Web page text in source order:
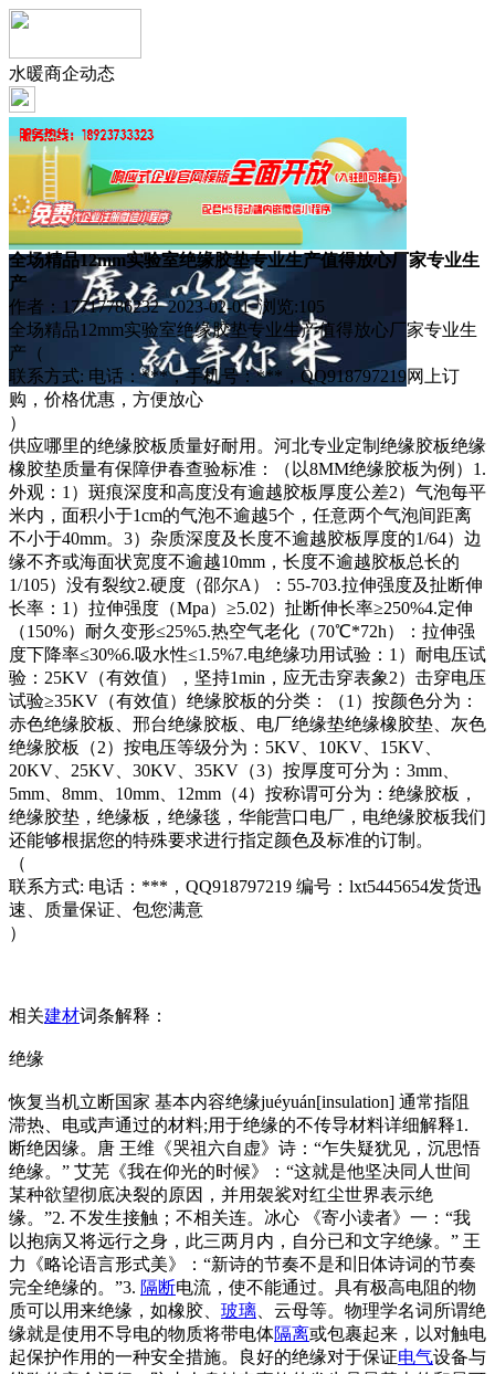
水暖商企动态
全场精品12mm实验室绝缘胶垫专业生产值得放心厂家专业生
产
作者：17717786232 2023-02-01 浏览:105
全场精品12mm实验室绝缘胶垫专业生产值得放心厂家专业生
产（
联系方式: 电话：***，手机号：***，QQ918797219网上订
购，价格优惠，方便放心
）
供应哪里的绝缘胶板质量好耐用。河北专业定制绝缘胶板绝缘
橡胶垫质量有保障伊春查验标准：（以8MM绝缘胶板为例）1.
外观：1）斑痕深度和高度没有逾越胶板厚度公差2）气泡每平
米内，面积小于1cm的气泡不逾越5个，任意两个气泡间距离
不小于40mm。3）杂质深度及长度不逾越胶板厚度的1/64）边
缘不齐或海面状宽度不逾越10mm，长度不逾越胶板总长的
1/105）没有裂纹2.硬度（邵尔A）：55-703.拉伸强度及扯断伸
长率：1）拉伸强度（Mpa）≥5.02）扯断伸长率≥250%4.定伸
（150%）耐久变形≤25%5.热空气老化（70℃*72h）：拉伸强
度下降率≤30%6.吸水性≤1.5%7.电绝缘功用试验：1）耐电压试
验：25KV（有效值），坚持1min，应无击穿表象2）击穿电压
试验≥35KV（有效值）绝缘胶板的分类：（1）按颜色分为：
赤色绝缘胶板、邢台绝缘胶板、电厂绝缘垫绝缘橡胶垫、灰色
绝缘胶板（2）按电压等级分为：5KV、10KV、15KV、
20KV、25KV、30KV、35KV（3）按厚度可分为：3mm、
5mm、8mm、10mm、12mm（4）按称谓可分为：绝缘胶板，
绝缘胶垫，绝缘板，绝缘毯，华能营口电厂，电绝缘胶板我们
还能够根据您的特殊要求进行指定颜色及标准的订制。
（
联系方式: 电话：***，QQ918797219 编号：lxt5445654发货迅
速、质量保证、包您满意
）
相关建材词条解释：
绝缘
恢复当机立断国家 基本内容绝缘juéyuán[insulation] 通常指阻
滞热、电或声通过的材料;用于绝缘的不传导材料详细解释1.
断绝因缘。唐 王维《哭祖六自虚》诗：“乍失疑犹见，沉思悟
绝缘。” 艾芜《我在仰光的时候》：“这就是他坚决同人世间
某种欲望彻底决裂的原因，并用袈裟对红尘世界表示绝
缘。”2. 不发生接触；不相关连。冰心 《寄小读者》一：“我
以抱病又将远行之身，此三两月内，自分已和文字绝缘。” 王
力《略论语言形式美》：“新诗的节奏不是和旧体诗词的节奏
完全绝缘的。”3. 隔断电流，使不能通过。具有极高电阻的物
质可以用来绝缘，如橡胶、 玻璃 、云母等。物理学名词所谓绝
缘就是使用不导电的物质将带电体隔离或包裹起来，以对触电
起保护作用的一种安全措施。良好的绝缘对于保证电气设备与